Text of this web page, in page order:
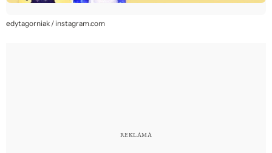
edytagorniak / instagram.com